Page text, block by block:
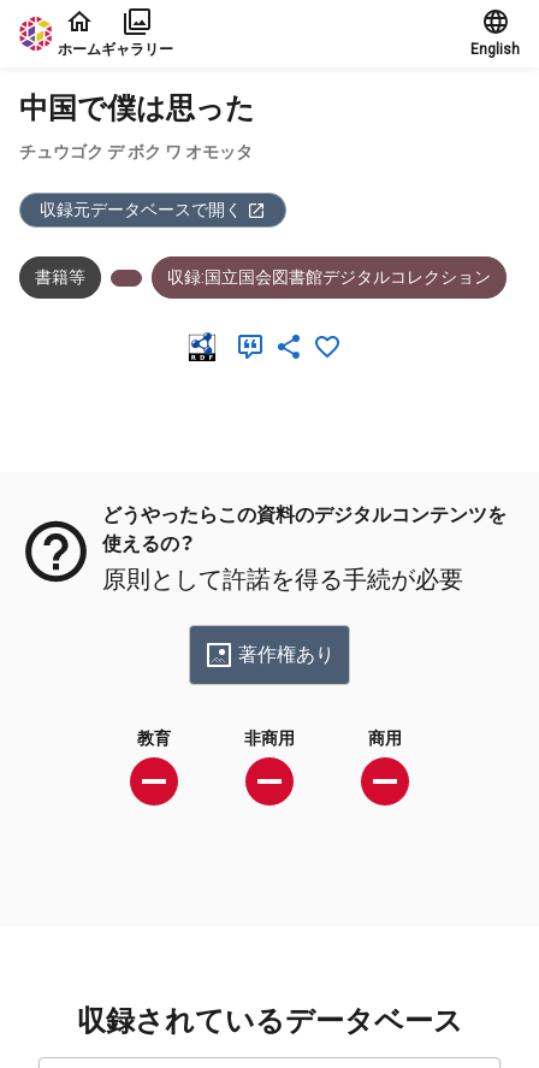
本文に飛ぶ
ホームギャラリー English
中国で僕は思った
チュウゴク デ ボク ワ オモッタ
収録元データベースで開く
書籍等 収録:国立国会図書館デジタルコレクション
どうやったらこの資料のデジタルコンテンツを
使えるの？
原則として許諾を得る手続が必要
著作権あり
教育 非商用 商用
収録されているデータベース